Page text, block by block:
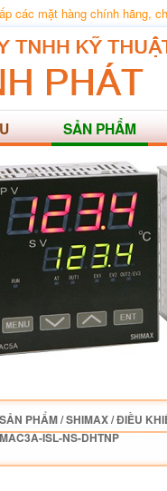
các mặt hàng chính hãng,
SẢN PHẨM
SẢN PHẨM/SHIMAX/ĐIỀU
MAC3A-ISL-NS-DHTNP